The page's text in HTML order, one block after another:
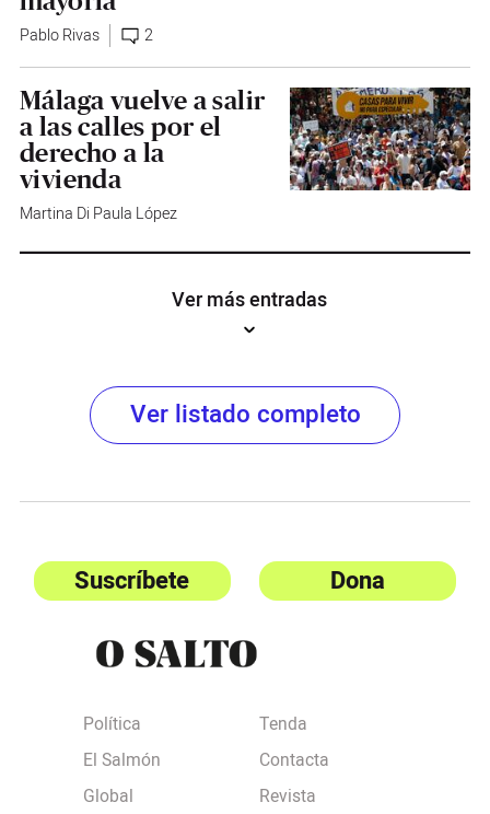
Pablo Rivas 2
Málaga vuelve a salir
a las calles por el
derecho a la
vivienda
Martina Di Paula López
Ver más entradas
Ver listado completo
Suscríbete Dona
Política
El Salmón
Global
Tenda
Contacta
Revista